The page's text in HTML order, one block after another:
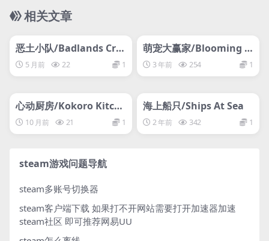
相关文章
网盘下载游戏
恶土小队/Badlands Cre
w 5 月前 22 1
网盘下载游戏
萌宠大赢家/Blooming B
usiness: Casino
3 年前 254 1
网盘下载游戏
心动厨房/Kokoro Kitche
n 10 月前 21 1
网盘下载游戏
海上船只/Ships At Sea
2 年前 342 1
steam游戏问题导航
steam多账号切换器
steam客户端下载 如果打不开网站需要打开加速器加速
steam社区 即可推荐网易UU